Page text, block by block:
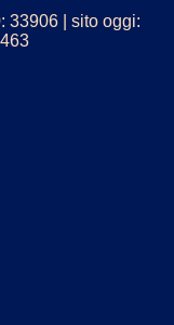
33906 | sito oggi: